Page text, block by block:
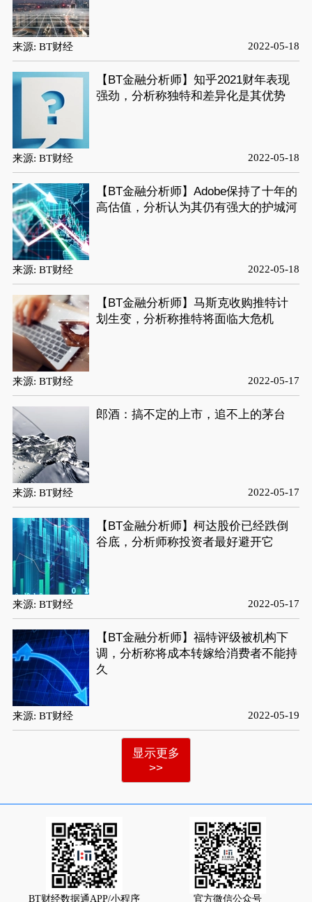
来源: BT财经 2022-05-18
【BT金融分析师】知乎2021财年表现
强劲，分析称独特和差异化是其优势
来源: BT财经 2022-05-18
【BT金融分析师】Adobe保持了十年的
高估值，分析认为其仍有强大的护城河
来源: BT财经 2022-05-18
【BT金融分析师】马斯克收购推特计
划生变，分析称推特将面临大危机
来源: BT财经 2022-05-17
郎酒：搞不定的上市，追不上的茅台
来源: BT财经 2022-05-17
【BT金融分析师】柯达股价已经跌倒
谷底，分析师称投资者最好避开它
来源: BT财经 2022-05-17
【BT金融分析师】福特评级被机构下
调，分析称将成本转嫁给消费者不能持
久
来源: BT财经 2022-05-19
显示更多
>>
BT财经数据通APP/小程序 官方微信公众号